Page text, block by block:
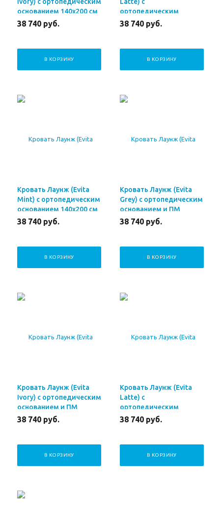
основанием 140x200 см
38 740 руб.
В КОРЗИНУ
ортопедическим
основанием 140x200 см
38 740 руб.
В КОРЗИНУ
Кровать Лаунж (Evita
Mint) с ортопедическим
основанием 140x200 см
38 740 руб.
В КОРЗИНУ
Кровать Лаунж (Evita
Grey) с ортопедическим
основанием и ПМ
140x200 см
38 740 руб.
В КОРЗИНУ
Кровать Лаунж (Evita
Ivory) с ортопедическим
основанием и ПМ
140x200 см
38 740 руб.
В КОРЗИНУ
Кровать Лаунж (Evita
Latte) с
ортопедическим
основанием и ПМ
38 740 руб.
В КОРЗИНУ